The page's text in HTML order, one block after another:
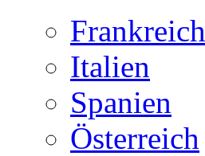
Frankreich
Italien
Spanien
Österreich